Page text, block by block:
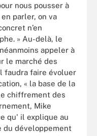
nous pousser à
en parler, on va
n’en
» Au-delà, le
appeler à
le marché des
faudra faire évoluer
« la base de la
chiffrement des
Mike
qu' il explique au
du développement